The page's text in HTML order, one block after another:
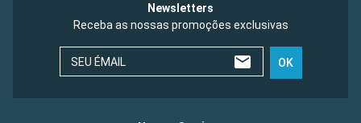
Newsletters
Receba as nossas promoções exclusivas
SEU ÉMAIL OK